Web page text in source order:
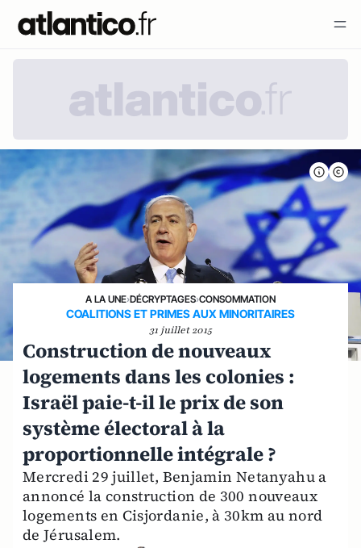
A LA UNE›DÉCRYPTAGES›CONSOMMATION
COALITIONS ET PRIMES AUX MINORITAIRES
31 juillet 2015
Construction de nouveaux
logements dans les colonies :
Israël paie-t-il le prix de son
système électoral à la
proportionnelle intégrale ?
Mercredi 29 juillet, Benjamin Netanyahu a
annoncé la construction de 300 nouveaux
logements en Cisjordanie, à 30km au nord
de Jérusalem.